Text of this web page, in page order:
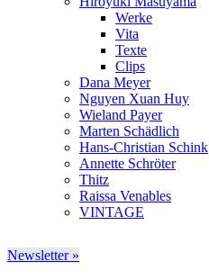
Werke
Vita
Texte
Clips
Dana Meyer
Nguyen Xuan Huy
Wieland Payer
Marten Schädlich
Hans-Christian Schink
Annette Schröter
Thitz
Raissa Venables
VINTAGE
Newsletter »